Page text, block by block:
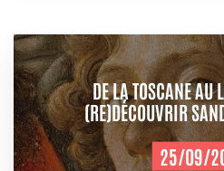
DE LA TOSCANE AU
(RE)DÉCOUVRIR
25/09/